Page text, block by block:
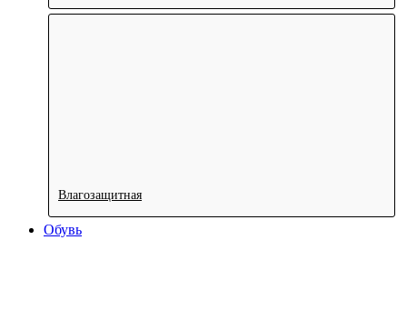
Влагозащитная
Обувь